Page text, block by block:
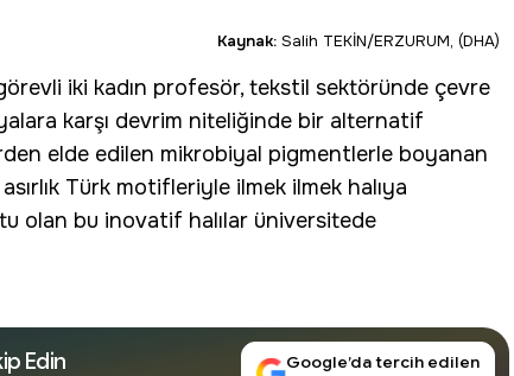
Kaynak: Salih TEKİN/ERZURUM, (DHA)
iki kadın profesör, tekstil sektöründe çevre
karşı devrim niteliğinde bir alternatif
elde edilen mikrobiyal pigmentlerle boyanan
Türk motifleriyle ilmek ilmek halıya
olan bu inovatif halılar üniversitede
Edin
Google’da tercih edilen